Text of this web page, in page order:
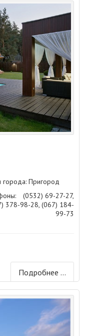
города: Пригород
(0532) 69-27-27,
378-98-28, (067) 184-
99-73
Подробнее ...